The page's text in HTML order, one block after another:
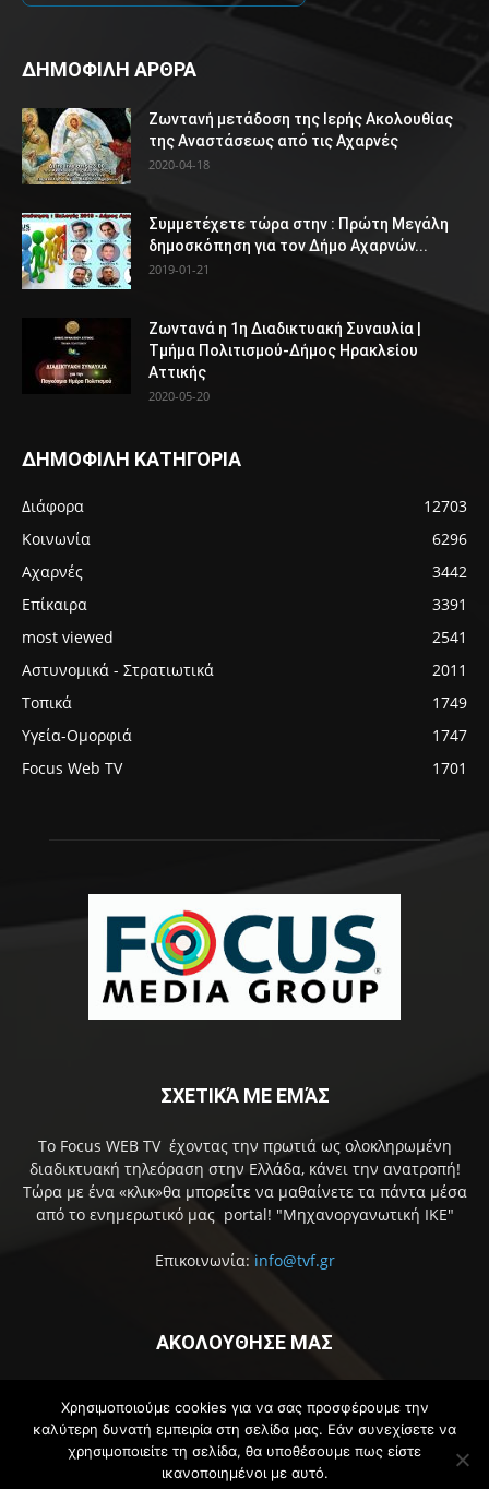
ΔΗΜΟΦΙΛΗ ΑΡΘΡΑ
Ζωντανή μετάδοση της Ιερής Ακολουθίας
της Αναστάσεως από τις Αχαρνές
2020-04-18
Συμμετέχετε τώρα στην : Πρώτη Μεγάλη
δημοσκόπηση για τον Δήμο Αχαρνών...
2019-01-21
Ζωντανά η 1η Διαδικτυακή Συναυλία |
Τμήμα Πολιτισμού-Δήμος Ηρακλείου
Αττικής
2020-05-20
ΔΗΜΟΦΙΛΗ ΚΑΤΗΓΟΡΙΑ
Διάφορα
12703
Κοινωνία
6296
Αχαρνές
3442
Επίκαιρα
3391
most viewed
2541
Αστυνομικά - Στρατιωτικά
2011
Τοπικά
1749
Υγεία-Ομορφιά
1747
Focus Web TV
1701
ΣΧΕΤΙΚΆ ΜΕ ΕΜΆΣ
Το Focus WEB TV έχοντας την πρωτιά ως ολοκληρωμένη
διαδικτυακή τηλεόραση στην Ελλάδα, κάνει την ανατροπή!
Τώρα με ένα «κλικ»θα μπορείτε να μαθαίνετε τα πάντα μέσα
από το ενημερωτικό μας portal! "Μηχανοργανωτική ΙΚΕ"
Επικοινωνία: info@tvf.gr
ΑΚΟΛΟΥΘΗΣΕ ΜΑΣ
Χρησιμοποιούμε cookies για να σας προσφέρουμε την
καλύτερη δυνατή εμπειρία στη σελίδα μας. Εάν συνεχίσετε να
χρησιμοποιείτε τη σελίδα, θα υποθέσουμε πως είστε
ικανοποιημένοι με αυτό.